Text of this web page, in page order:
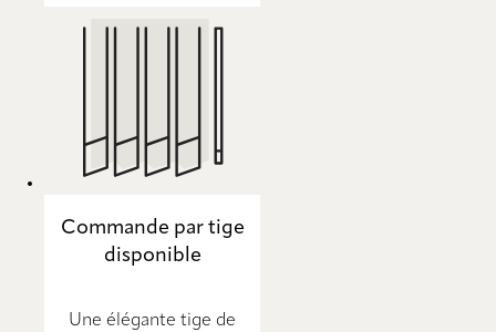
Commande par tige
disponible
Une élégante tige de